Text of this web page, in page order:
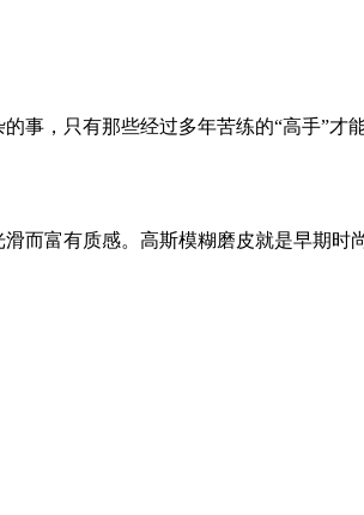
，只有那些经过多年苦练的“高手”才
富有质感。高斯模糊磨皮就是早期时